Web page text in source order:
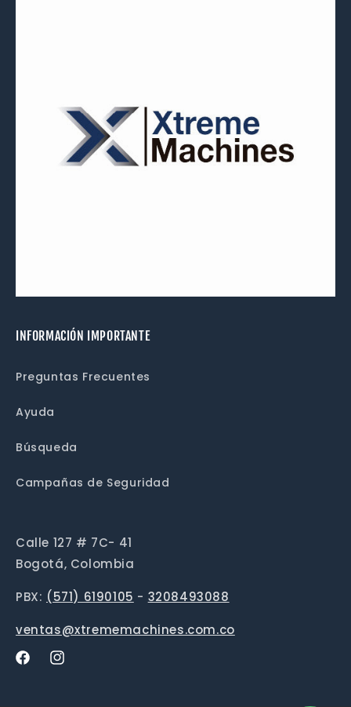
INFORMACIÓN IMPORTANTE
Preguntas Frecuentes
Ayuda
Búsqueda
Campañas de Seguridad
Calle 127 # 7C- 41
Bogotá, Colombia
PBX: (571) 6190105 - 3208493088
ventas@xtrememachines.com.co
FacebookInstagram